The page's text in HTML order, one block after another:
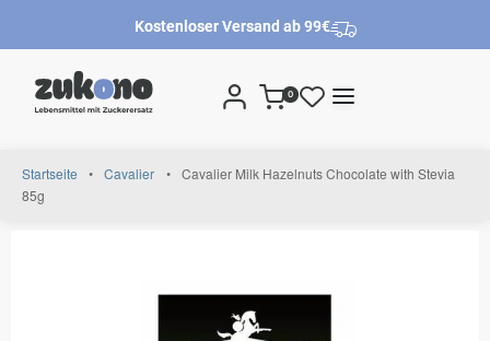
Kostenloser Versand ab 99€
0
Startseite • Cavalier • Cavalier Milk Hazelnuts Chocolate with Stevia
85g